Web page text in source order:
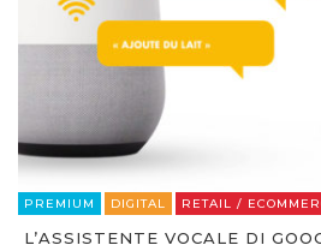
PREMIUM DIGITAL RETAIL /
L’ASSISTENTE VOCALE DI